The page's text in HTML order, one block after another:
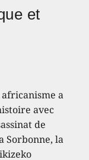
et
africanisme a
avec
de
Sorbonne, la